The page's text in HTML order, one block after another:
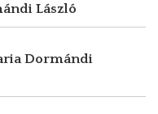
László
Dormándi